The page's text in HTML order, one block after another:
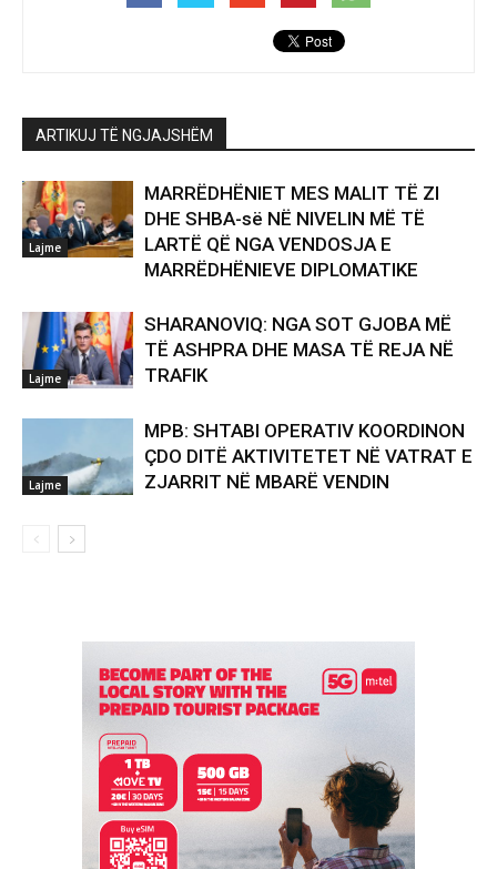
ARTIKUJ TË NGJAJSHËM
Lajme
MARRËDHËNIET MES MALIT TË ZI
DHE SHBA-së NË NIVELIN MË TË
LARTË QË NGA VENDOSJA E
MARRËDHËNIEVE DIPLOMATIKE
Lajme
SHARANOVIQ: NGA SOT GJOBA MË
TË ASHPRA DHE MASA TË REJA NË
TRAFIK
Lajme
MPB: SHTABI OPERATIV KOORDINON
ÇDO DITË AKTIVITETET NË VATRAT E
ZJARRIT NË MBARË VENDIN